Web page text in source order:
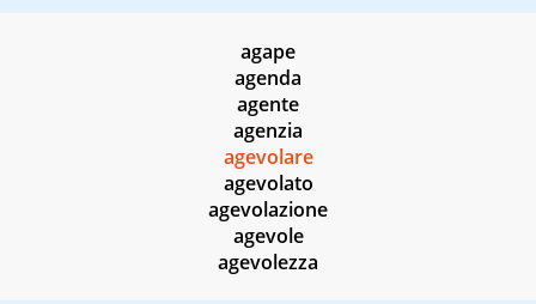
agape
agenda
agente
agenzia
agevolare
agevolato
agevolazione
agevole
agevolezza